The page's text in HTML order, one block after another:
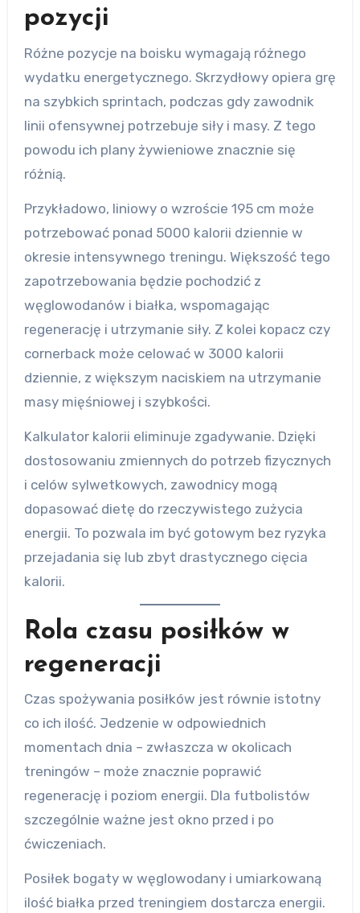
pozycji
Różne pozycje na boisku wymagają różnego
wydatku energetycznego. Skrzydłowy opiera grę
na szybkich sprintach, podczas gdy zawodnik
linii ofensywnej potrzebuje siły i masy. Z tego
powodu ich plany żywieniowe znacznie się
różnią.
Przykładowo, liniowy o wzroście 195 cm może
potrzebować ponad 5000 kalorii dziennie w
okresie intensywnego treningu. Większość tego
zapotrzebowania będzie pochodzić z
węglowodanów i białka, wspomagając
regenerację i utrzymanie siły. Z kolei kopacz czy
cornerback może celować w 3000 kalorii
dziennie, z większym naciskiem na utrzymanie
masy mięśniowej i szybkości.
Kalkulator kalorii eliminuje zgadywanie. Dzięki
dostosowaniu zmiennych do potrzeb fizycznych
i celów sylwetkowych, zawodnicy mogą
dopasować dietę do rzeczywistego zużycia
energii. To pozwala im być gotowym bez ryzyka
przejadania się lub zbyt drastycznego cięcia
kalorii.
Rola czasu posiłków w
regeneracji
Czas spożywania posiłków jest równie istotny
co ich ilość. Jedzenie w odpowiednich
momentach dnia – zwłaszcza w okolicach
treningów – może znacznie poprawić
regenerację i poziom energii. Dla futbolistów
szczególnie ważne jest okno przed i po
ćwiczeniach.
Posiłek bogaty w węglowodany i umiarkowaną
ilość białka przed treningiem dostarcza energii.